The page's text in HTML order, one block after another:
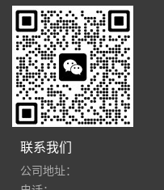
联系我们
公司地址：